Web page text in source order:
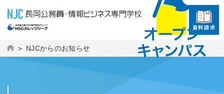
資料請求
NJCからのお知らせ